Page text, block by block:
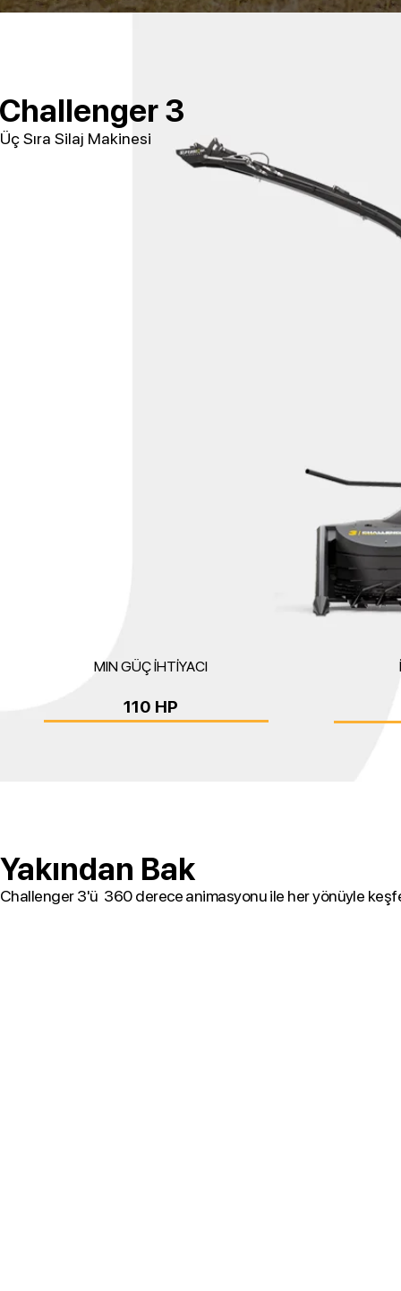
Challenger 3
Üç Sıra Silaj Makinesi
MIN GÜÇ İHTİYACI
110 HP
Yakından Bak
Challenger 3'ü 360 derece animasyonu ile her yönüyle